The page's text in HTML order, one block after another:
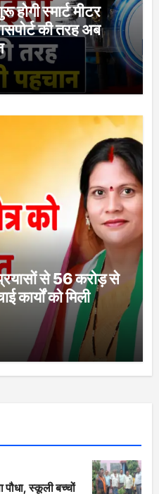
स्मार्ट मीटर
की तरह अब
से 56 करोड़ से
को मिली
पौधा, स्कूली बच्चों